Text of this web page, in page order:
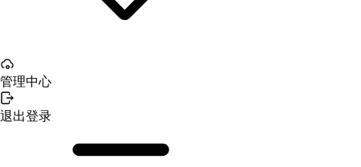
管理中心
退出登录